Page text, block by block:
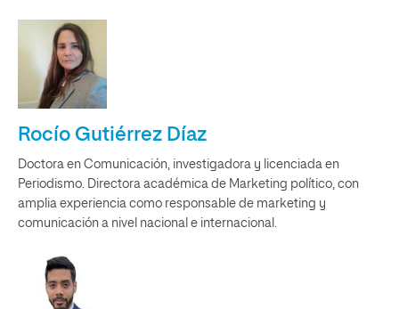
Rocío Gutiérrez Díaz
Doctora en Comunicación, investigadora y licenciada en
Periodismo. Directora académica de Marketing político, con
amplia experiencia como responsable de marketing y
comunicación a nivel nacional e internacional.